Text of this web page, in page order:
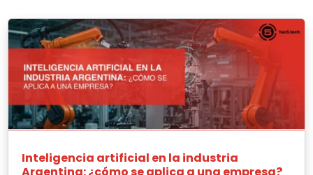
Inteligencia artificial en la industria